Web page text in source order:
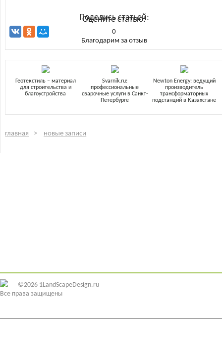
Поделись статьей:
Оцените статью:
0
Благодарим за отзыв
Геотекстиль – материал
для строительства и
благоустройства
Svarnik.ru:
профессиональные
сварочные услуги в Санкт-
Петербурге
Newton Energy: ведущий
производитель
трансформаторных
подстанций в Казахстане
главная новые записи
©2026 1LandScapeDesign.ru
Все права защищены